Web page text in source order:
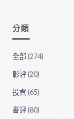
分類
全部(274)
影評(20)
投資(65)
書評(80)